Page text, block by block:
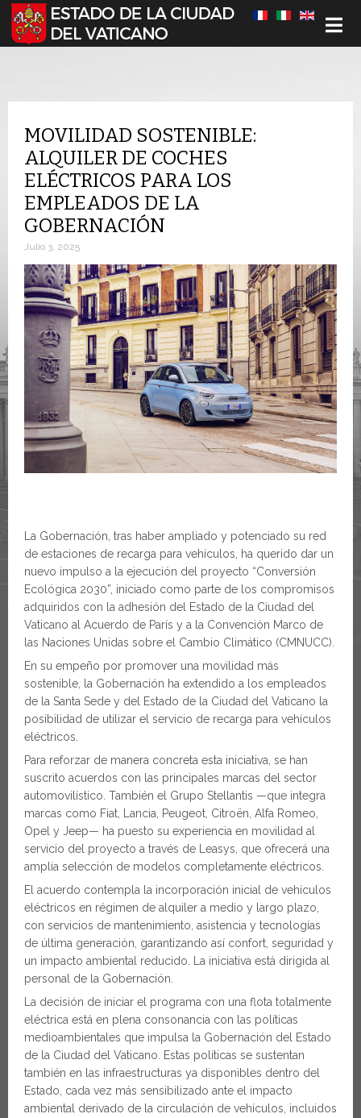
Seleccione su idioma
MOVILIDAD SOSTENIBLE:
ALQUILER DE COCHES
ELÉCTRICOS PARA LOS
EMPLEADOS DE LA
GOBERNACIÓN
Julio 3, 2025
La Gobernación, tras haber ampliado y potenciado su red
de estaciones de recarga para vehículos, ha querido dar un
nuevo impulso a la ejecución del proyecto “Conversión
Ecológica 2030”, iniciado como parte de los compromisos
adquiridos con la adhesión del Estado de la Ciudad del
Vaticano al Acuerdo de París y a la Convención Marco de
las Naciones Unidas sobre el Cambio Climático (CMNUCC).
En su empeño por promover una movilidad más
sostenible, la Gobernación ha extendido a los empleados
de la Santa Sede y del Estado de la Ciudad del Vaticano la
posibilidad de utilizar el servicio de recarga para vehículos
eléctricos.
Para reforzar de manera concreta esta iniciativa, se han
suscrito acuerdos con las principales marcas del sector
automovilístico. También el Grupo Stellantis —que integra
marcas como Fiat, Lancia, Peugeot, Citroën, Alfa Romeo,
Opel y Jeep— ha puesto su experiencia en movilidad al
servicio del proyecto a través de Leasys, que ofrecerá una
amplia selección de modelos completamente eléctricos.
El acuerdo contempla la incorporación inicial de vehículos
eléctricos en régimen de alquiler a medio y largo plazo,
con servicios de mantenimiento, asistencia y tecnologías
de última generación, garantizando así confort, seguridad y
un impacto ambiental reducido. La iniciativa está dirigida al
personal de la Gobernación.
La decisión de iniciar el programa con una flota totalmente
eléctrica está en plena consonancia con las políticas
medioambientales que impulsa la Gobernación del Estado
de la Ciudad del Vaticano. Estas políticas se sustentan
también en las infraestructuras ya disponibles dentro del
Estado, cada vez más sensibilizado ante el impacto
ambiental derivado de la circulación de vehículos, incluidos